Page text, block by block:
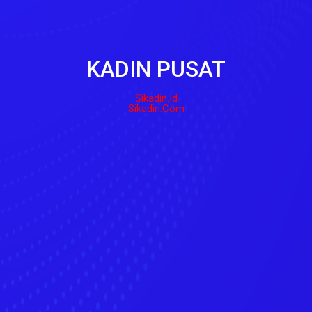
KADIN PUSAT
Sikadin.id
Sikadin.com